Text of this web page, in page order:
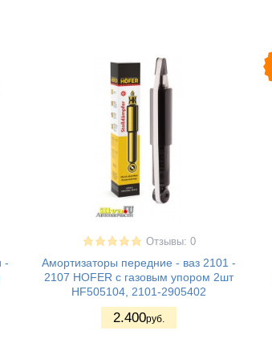
-
Отзывы: 0
Амортизаторы передние - ваз 2101 -
2107 HOFER с газовым упором 2шт
HF505104, 2101-2905402
2.400руб.